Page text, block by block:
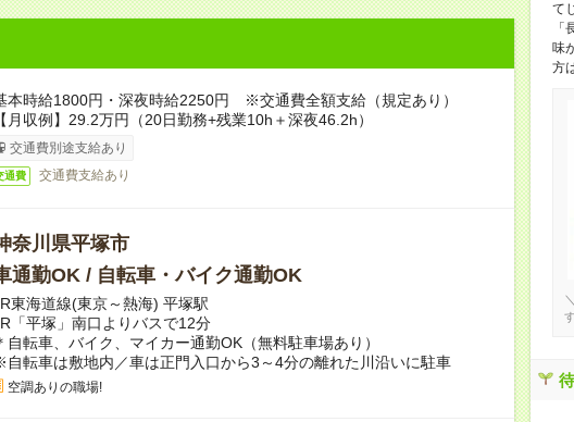
本時給1800円・深夜時給2250円 ※交通費全額支給（規定あり）
【月収例】29.2万円（20日勤務+残業10h＋深夜46.2h）
交通費別途支給あり
通費 交通費支給あり
奈川県平塚市
通勤OK / 自転車・バイク通勤OK
東海道線(東京～熱海) 平塚駅
「平塚」南口よりバスで12分
自転車、バイク、マイカー通勤OK（無料駐車場あり）
自転車は敷地内／車は正門入口から3～4分の離れた川沿いに駐車
空調ありの職場!
て
味
方